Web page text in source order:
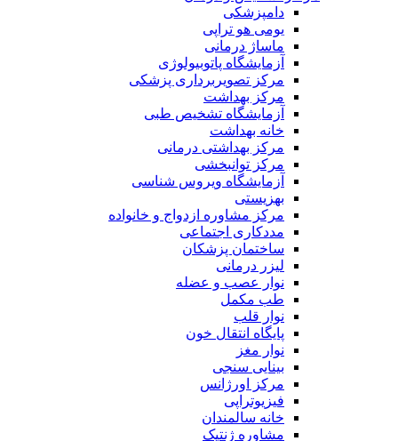
دامپزشکی
یومی هو تراپی
ماساژ درمانی
آزمایشگاه پاتوبیولوژی
مرکز تصویربرداری پزشکی
مرکز بهداشت
آزمایشگاه تشخیص طبی
خانه بهداشت
مرکز بهداشتی درمانی
مرکز توانبخشی
آزمایشگاه ویروس شناسی
بهزیستی
مرکز مشاوره ازدواج و خانواده
مددکاری اجتماعی
ساختمان پزشکان
لیزر درمانی
نوار عصب و عضله
طب مکمل
نوار قلب
پایگاه انتقال خون
نوار مغز
بینایی سنجی
مرکز اورژانس
فیزیوتراپی
خانه سالمندان
مشاوره ژنتیک